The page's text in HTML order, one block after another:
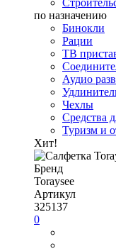
по назначению
Бинокли
Рации
ТВ
Аудио
Чехлы
Средства
Туризм и
Хит!
Бренд
Toraysee
Артикул
325137
0